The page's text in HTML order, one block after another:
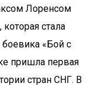
Лоренсом
стала
«Бой с
пришла первая
стран СНГ. В